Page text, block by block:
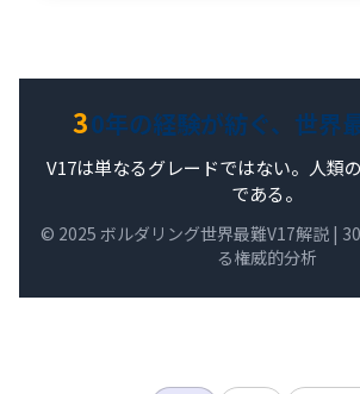
30年の経験が紡ぐ、世界
V17は単なるグレードではない。人類
である。
© 2025 ボルダリング世界最難V17解説 |
る権威的分析